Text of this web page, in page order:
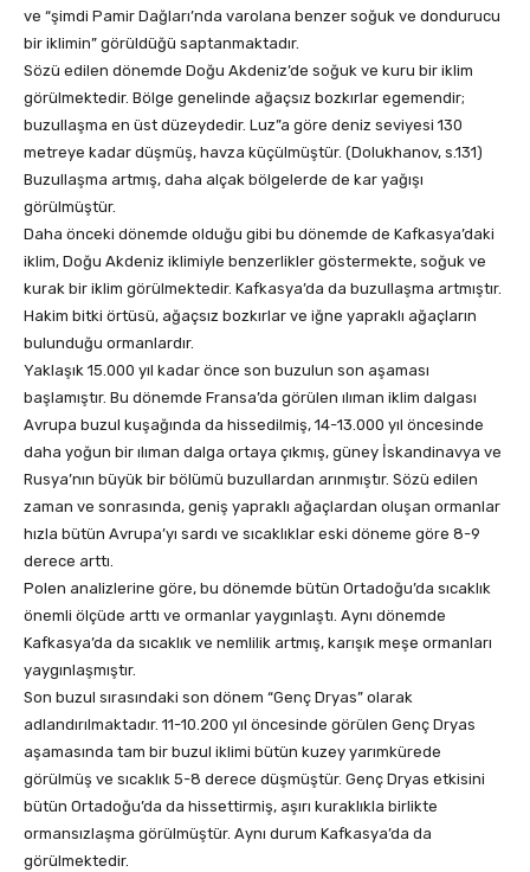
ve “şimdi Pamir Dağları’nda varolana benzer soğuk ve dondurucu
bir iklimin” görüldüğü saptanmaktadır.
Sözü edilen dönemde Doğu Akdeniz’de soğuk ve kuru bir iklim
görülmektedir. Bölge genelinde ağaçsız bozkırlar egemendir;
buzullaşma en üst düzeydedir. Luz”a göre deniz seviyesi 130
metreye kadar düşmüş, havza küçülmüştür. (Dolukhanov, s.131)
Buzullaşma artmış, daha alçak bölgelerde de kar yağışı
görülmüştür.
Daha önceki dönemde olduğu gibi bu dönemde de Kafkasya’daki
iklim, Doğu Akdeniz iklimiyle benzerlikler göstermekte, soğuk ve
kurak bir iklim görülmektedir. Kafkasya’da da buzullaşma artmıştır.
Hakim bitki örtüsü, ağaçsız bozkırlar ve iğne yapraklı ağaçların
bulunduğu ormanlardır.
Yaklaşık 15.000 yıl kadar önce son buzulun son aşaması
başlamıştır. Bu dönemde Fransa’da görülen ılıman iklim dalgası
Avrupa buzul kuşağında da hissedilmiş, 14-13.000 yıl öncesinde
daha yoğun bir ılıman dalga ortaya çıkmış, güney İskandinavya ve
Rusya’nın büyük bir bölümü buzullardan arınmıştır. Sözü edilen
zaman ve sonrasında, geniş yapraklı ağaçlardan oluşan ormanlar
hızla bütün Avrupa’yı sardı ve sıcaklıklar eski döneme göre 8-9
derece arttı.
Polen analizlerine göre, bu dönemde bütün Ortadoğu’da sıcaklık
önemli ölçüde arttı ve ormanlar yaygınlaştı. Aynı dönemde
Kafkasya’da da sıcaklık ve nemlilik artmış, karışık meşe ormanları
yaygınlaşmıştır.
Son buzul sırasındaki son dönem “Genç Dryas” olarak
adlandırılmaktadır. 11-10.200 yıl öncesinde görülen Genç Dryas
aşamasında tam bir buzul iklimi bütün kuzey yarımkürede
görülmüş ve sıcaklık 5-8 derece düşmüştür. Genç Dryas etkisini
bütün Ortadoğu’da da hissettirmiş, aşırı kuraklıkla birlikte
ormansızlaşma görülmüştür. Aynı durum Kafkasya’da da
görülmektedir.